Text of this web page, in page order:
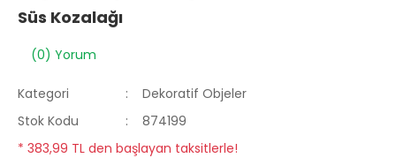
Süs Kozalağı
(0) Yorum
Kategori
Dekoratif Objeler
Stok Kodu
874199
* 383,99 TL den başlayan taksitlerle!